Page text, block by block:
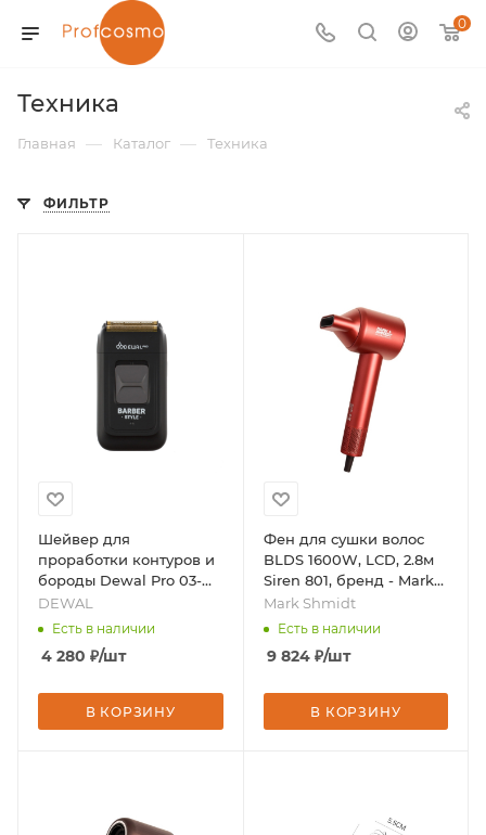
0
Техника
Главная — Каталог — Техника
ФИЛЬТР
Шейвер для
проработки контуров и
бороды Dewal Pro 03-
017, бренд - DEWAL
DEWAL
Есть в наличии
4 280 ₽/шт
В КОРЗИНУ
Фен для сушки волос
BLDS 1600W, LCD, 2.8м
Siren 801, бренд - Mark
Shmidt
Mark Shmidt
Есть в наличии
9 824₽/шт
В КОРЗИНУ